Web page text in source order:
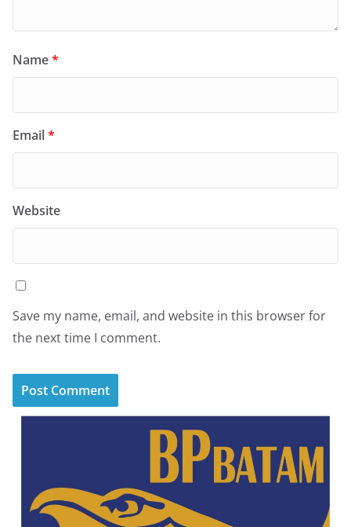
Name*
Email*
Website
Save my name, email, and website in this browser for
the next time I comment.